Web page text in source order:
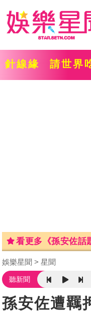
針線緣 請世界
看更多《孫安佐話
娛樂星聞 星聞
聽新聞
孫安佐遭羈